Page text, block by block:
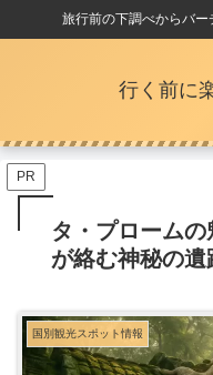
旅行前の下調べからバ
行く前に
PR
タ・プローム
が絡む神秘の
国別観光スポット情報